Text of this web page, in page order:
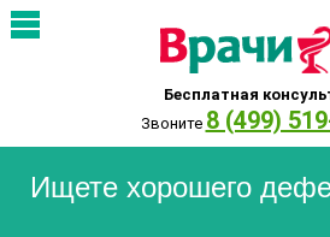
Бесплатная
Звоните 8 (499)
Ищете хорошего